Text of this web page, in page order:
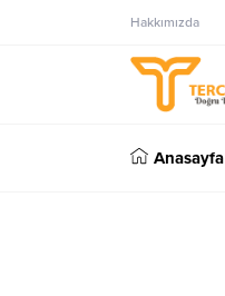
Hakkımızda
Anasayfa